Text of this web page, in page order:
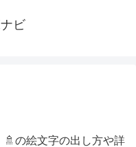
ビ
🚿の絵文字の出し方や詳